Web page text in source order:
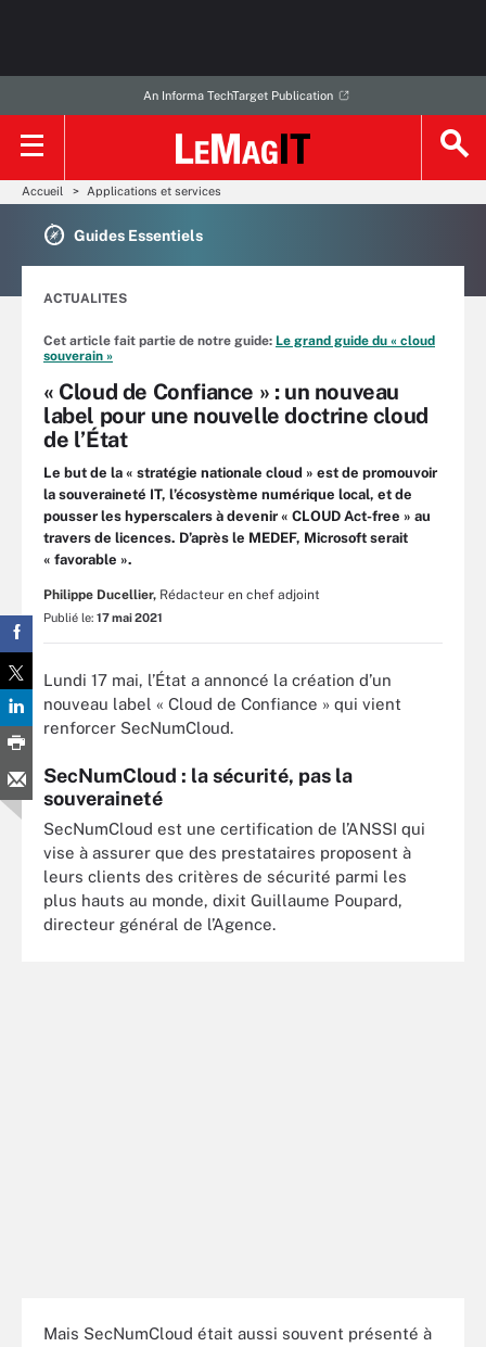
An Informa TechTarget Publication
Accueil Applications et services
Guides Essentiels
ACTUALITES
Cet article fait partie de notre guide: Le grand guide du « cloud
souverain »
« Cloud de Confiance » : un nouveau
label pour une nouvelle doctrine cloud
de l’État
Le but de la « stratégie nationale cloud » est de promouvoir
la souveraineté IT, l’écosystème numérique local, et de
pousser les hyperscalers à devenir « CLOUD Act-free » au
travers de licences. D’après le MEDEF, Microsoft serait
« favorable ».
Philippe Ducellier, Rédacteur en chef adjoint
Publié le: 17 mai 2021
Lundi 17 mai, l’État a annoncé la création d’un
nouveau label « Cloud de Confiance » qui vient
renforcer SecNumCloud.
SecNumCloud : la sécurité, pas la
souveraineté
SecNumCloud est une certification de l’ANSSI qui
vise à assurer que des prestataires proposent à
leurs clients des critères de sécurité parmi les
plus hauts au monde, dixit Guillaume Poupard,
directeur général de l’Agence.
Mais SecNumCloud était aussi souvent présenté à